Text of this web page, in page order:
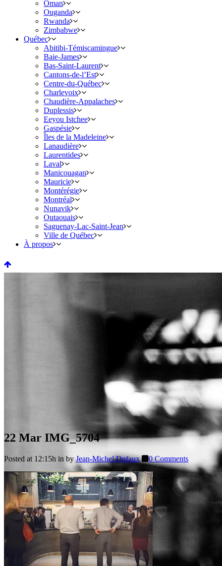
Oman
Ouganda
Rwanda
Zimbabwe
Québec
Abitibi-Témiscamingue
Baie-James
Bas-Saint-Laurent
Cantons-de-l’Est
Centre-du-Québec
Charlevoix
Chaudière-Appalaches
Duplessis
Eeyou Istchee
Gaspésie
Îles de la Madeleine
Lanaudière
Laurentides
Laval
Manicouagan
Mauricie
Montérégie
Montréal
Nunavik
Outaouais
Saguenay-Lac-Saint-Jean
Ville de Québec
À propos
22 Mar IMG_5704
Posted at 12:15h in by Jean-Michel Dufaux 0 Comments